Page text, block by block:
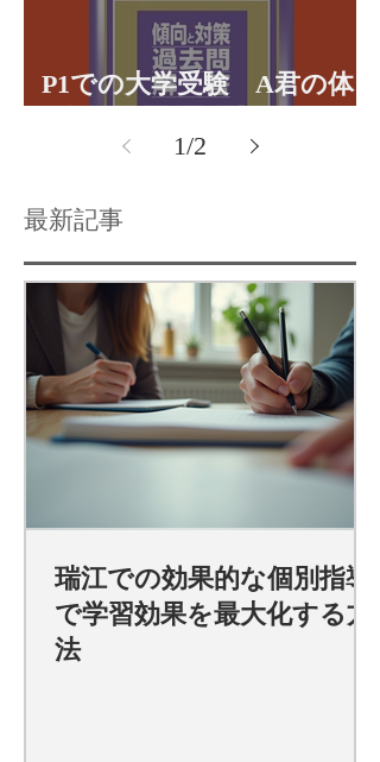
P1での大学受験 A君の体
1/2
最新記事
瑞江での効果的な個別指導
で学習効果を最大化する方
法